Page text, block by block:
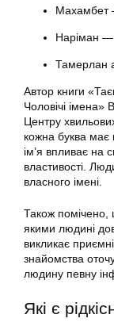
Махамбет
Наріман —
Тамерлан
Автор книги
Чоловічі імена»
Центру
кожна буква має
ім’я впливає на
властивості.
власного імені.
Також помічено,
якими людині
викликає
знайомства
людину певну
Які є